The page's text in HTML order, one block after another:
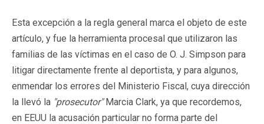
Esta excepción a la regla general marca el objeto de este
artículo, y fue la herramienta procesal que utilizaron las
familias de las víctimas en el caso de O. J. Simpson para
litigar directamente frente al deportista, y para algunos,
enmendar los errores del Ministerio Fiscal, cuya dirección
la llevó la "prosecutor"Marcia Clark, ya que recordemos,
en EEUU la acusación particular no forma parte del